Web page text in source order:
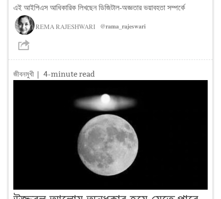
এই আইপিএস আধিকারিক লিখছেন ডিজিটাল-অজ্ঞতার ভয়াবহতা সম্পর্কে
REMA RAJESHWARI @rama_rajeswari
জীবনমুখী | 4-minute read